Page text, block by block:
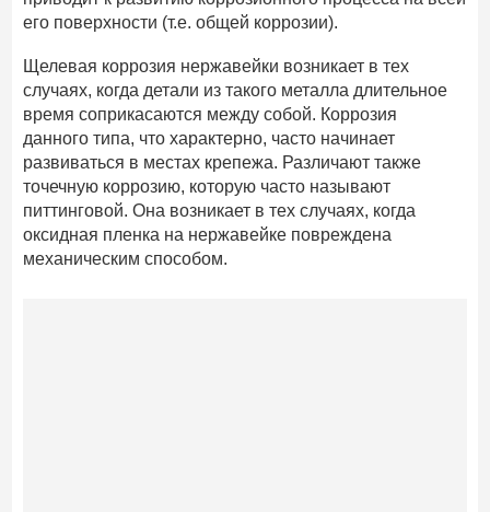
его поверхности (т.е. общей коррозии).
Щелевая коррозия нержавейки возникает в тех
случаях, когда детали из такого металла длительное
время соприкасаются между собой. Коррозия
данного типа, что характерно, часто начинает
развиваться в местах крепежа. Различают также
точечную коррозию, которую часто называют
питтинговой. Она возникает в тех случаях, когда
оксидная пленка на нержавейке повреждена
механическим способом.